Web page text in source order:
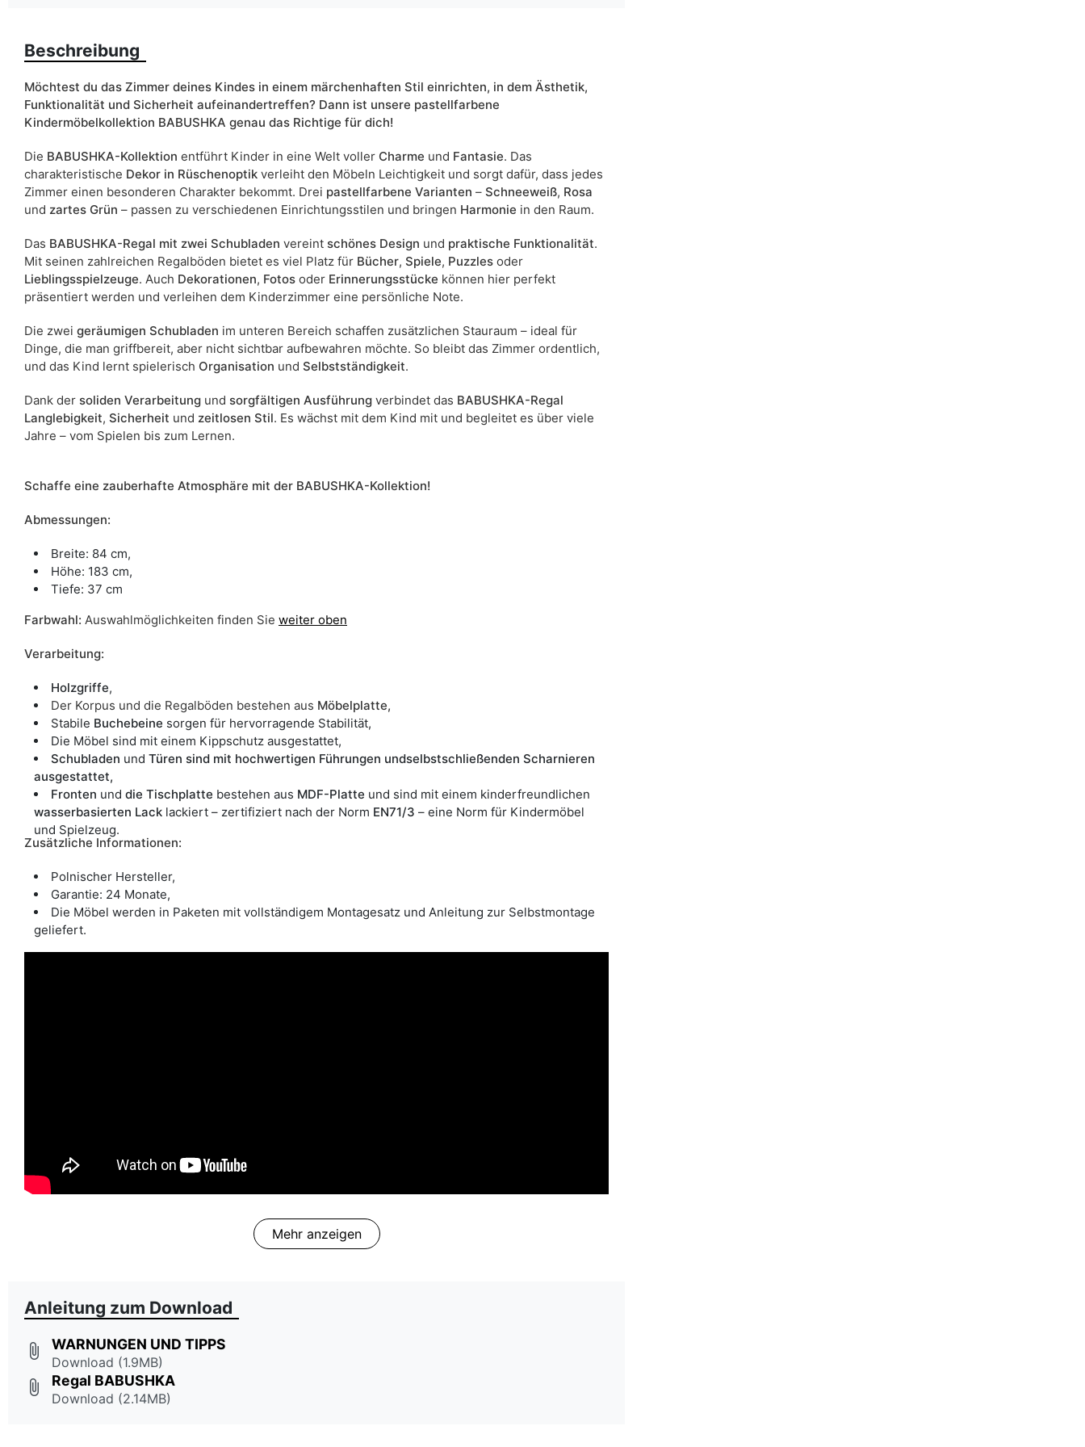
Schubladen ja
Breite 84
ean13 5905723993569
Liefertermin: 27 Werktage
Beschreibung
Möchtest du das Zimmer deines Kindes in einem märchenhaften Stil einrichten, in dem Ästhetik,
Funktionalität und Sicherheit aufeinandertreffen? Dann ist unsere pastellfarbene
Kindermöbelkollektion BABUSHKA genau das Richtige für dich!
Die BABUSHKA-Kollektion entführt Kinder in eine Welt voller Charme und Fantasie. Das
charakteristische Dekor in Rüschenoptik verleiht den Möbeln Leichtigkeit und sorgt dafür, dass jedes
Zimmer einen besonderen Charakter bekommt. Drei pastellfarbene Varianten – Schneeweiß, Rosa
und zartes Grün – passen zu verschiedenen Einrichtungsstilen und bringen Harmonie in den Raum.
Das BABUSHKA-Regal mit zwei Schubladen vereint schönes Design und praktische Funktionalität.
Mit seinen zahlreichen Regalböden bietet es viel Platz für Bücher, Spiele, Puzzles oder
Lieblingsspielzeuge. Auch Dekorationen, Fotos oder Erinnerungsstücke können hier perfekt
präsentiert werden und verleihen dem Kinderzimmer eine persönliche Note.
Die zwei geräumigen Schubladen im unteren Bereich schaffen zusätzlichen Stauraum – ideal für
Dinge, die man griffbereit, aber nicht sichtbar aufbewahren möchte. So bleibt das Zimmer ordentlich,
und das Kind lernt spielerisch Organisation und Selbstständigkeit.
Dank der soliden Verarbeitung und sorgfältigen Ausführung verbindet das BABUSHKA-Regal
Langlebigkeit, Sicherheit und zeitlosen Stil. Es wächst mit dem Kind mit und begleitet es über viele
Jahre – vom Spielen bis zum Lernen.
Schaffe eine zauberhafte Atmosphäre mit der BABUSHKA-Kollektion!
Abmessungen:
Breite: 84 cm,
Höhe: 183 cm,
Tiefe: 37 cm
Farbwahl: Auswahlmöglichkeiten finden Sie weiter oben
Verarbeitung:
Holzgriffe,
Der Korpus und die Regalböden bestehen aus Möbelplatte,
Stabile Buchebeine sorgen für hervorragende Stabilität,
Die Möbel sind mit einem Kippschutz ausgestattet,
Schubladen und Türen sind mit hochwertigen Führungen undselbstschließenden Scharnieren
ausgestattet,
Fronten und die Tischplatte bestehen aus MDF-Platte und sind mit einem kinderfreundlichen
wasserbasierten Lack lackiert – zertifiziert nach der Norm EN71/3 – eine Norm für Kindermöbel
und Spielzeug.
Zusätzliche Informationen:
Polnischer Hersteller,
Garantie: 24 Monate,
Die Möbel werden in Paketen mit vollständigem Montagesatz und Anleitung zur Selbstmontage
geliefert.
Mehr anzeigen
Anleitung zum Download
attach_file WARNUNGEN UND TIPPS
Download (1.9MB)
attach_file Regal BABUSHKA
Download (2.14MB)